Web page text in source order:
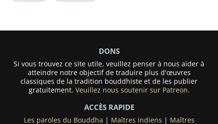
DONS
Si vous trouvez ce site utile, veuillez penser à nous aider à
atteindre notre objectif de traduire plus d'œuvres
classiques de la tradition bouddhiste et de les publier
gratuitement. Veuillez nous soutenir sur Patreon.
ACCÈS RAPIDE
Les paroles du Bouddha Maîtres indiens Maîtres